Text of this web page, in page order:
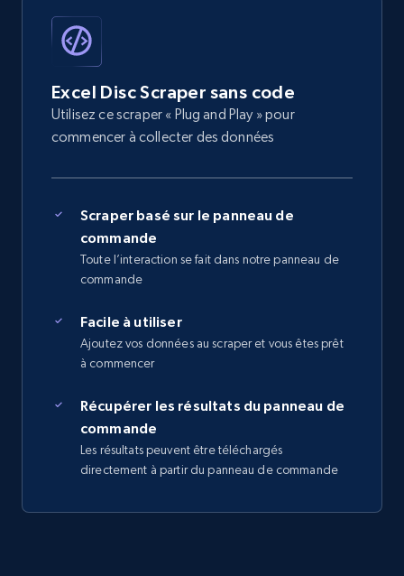
Excel Disc Scraper sans code
Utilisez ce scraper « Plug and Play » pour
commencer à collecter des données
Scraper basé sur le panneau de
commande
Toute l’interaction se fait dans notre panneau de
commande
Facile à utiliser
Ajoutez vos données au scraper et vous êtes prêt
à commencer
Récupérer les résultats du panneau de
commande
Les résultats peuvent être téléchargés
directement à partir du panneau de commande